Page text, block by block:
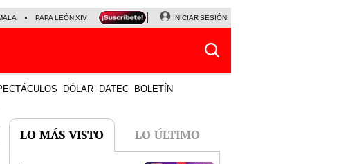
PAPA LEÓN XIV NALDY SALDAÑA LA BELLA LUZ
INICIAR SESIÓN
DÓLAR DATEC BOLETÍN
LO MÁS VISTO LO ÚLTIMO